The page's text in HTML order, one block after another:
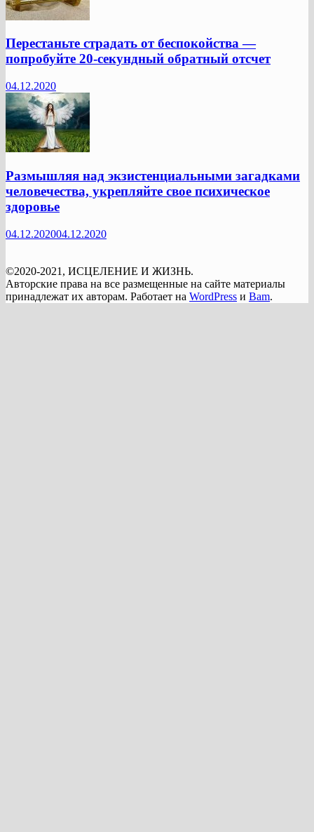
Перестаньте страдать от беспокойства —
попробуйте 20-секундный обратный отсчет
04.12.2020
Размышляя над экзистенциальными загадками
человечества, укрепляйте свое психическое
здоровье
04.12.202004.12.2020
©2020-2021, ИСЦЕЛЕНИЕ И ЖИЗНЬ.
Авторские права на все размещенные на сайте материалы
принадлежат их авторам. Работает на WordPress и Bam.